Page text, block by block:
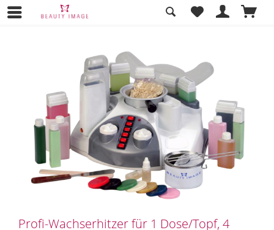
Übersicht Wachspatronen (Roll-Ons)
Profi-Wachserhitzer für 1 Dose/Topf, 4